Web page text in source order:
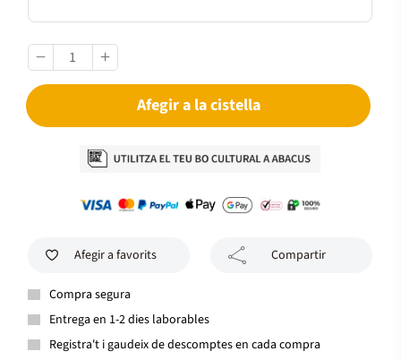
Afegir a la cistella
Afegir a favorits Compartir
Compra segura
Entrega en 1-2 dies laborables
Registra't i gaudeix de descomptes en cada compra